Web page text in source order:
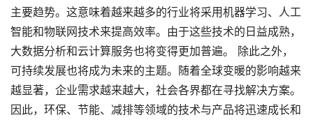
主要趋势。这意味着越来越多的行业将采用机器学习、人工
智能和物联网技术来提高效率。由于这些技术的日益成熟，
大数据分析和云计算服务也将变得更加普遍。 除此之外，
可持续发展也将成为未来的主题。随着全球变暖的影响越来
越显著，企业需求越来越大，社会各界都在寻找解决方案。
因此，环保、节能、减排等领域的技术与产品将迅速成长和